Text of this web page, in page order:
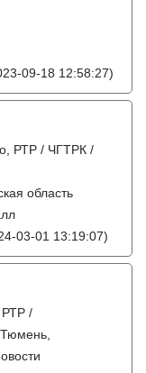
09-18 12:58:27)
РТР / ЧГТРК /
область
03-01 13:19:07)
РТР /